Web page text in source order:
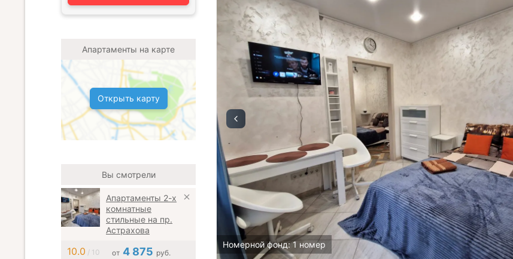
Номерной фонд: 1 номер
Апартаменты на карте
Открыть карту
Вы смотрели
Апартаменты 2-х
комнатные
стильные на пр.
Астрахова
10.0 / 10 от 4 875 руб.